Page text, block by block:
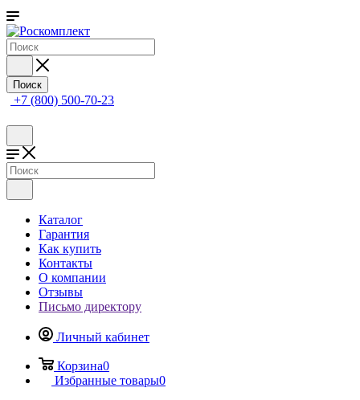
Поиск
+7 (800) 500-70-23
Каталог
Гарантия
Как купить
Контакты
О компании
Отзывы
Письмо директору
Личный кабинет
Корзина0
Избранные товары0